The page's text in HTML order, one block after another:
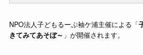
NPO法人子どもるーぷ袖ケ浦主催による「
きてみてあそぼ～ 」が開催されます。